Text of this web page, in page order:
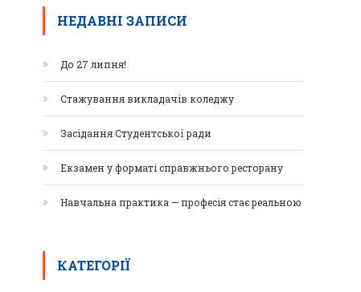
НЕДАВНІ ЗАПИСИ
До 27 липня!
Стажування викладачів коледжу
Засідання Студентської ради
Екзамен у форматі справжнього ресторану
Навчальна практика — професія стає реальною
КАТЕГОРІЇ